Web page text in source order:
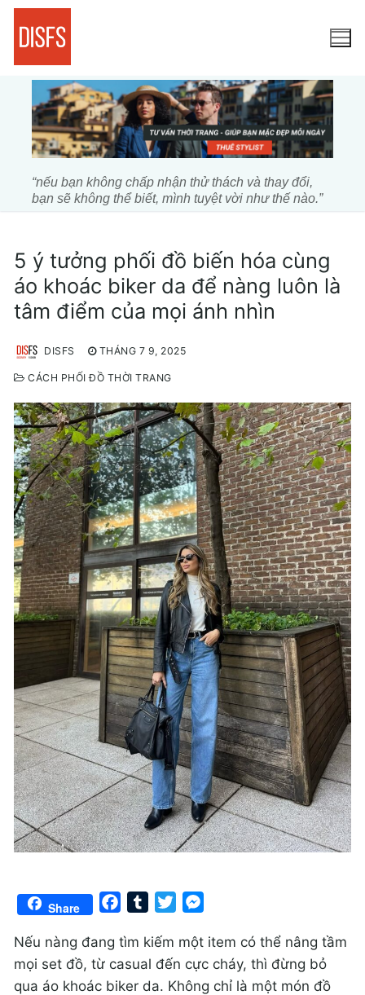
Chuyển
đến
dung
“nếu bạn không chấp nhận thử thách và thay đổi,
bạn sẽ không thể biết, mình tuyệt vời như thế nào.”
5 ý tưởng phối đồ biến hóa cùng
áo khoác biker da để nàng luôn là
tâm điểm của mọi ánh nhìn
DISFS THÁNG 7 9, 2025
CÁCH PHỐI ĐỒ THỜI TRANG
Share FacebookTumblrTwitter
Nếu nàng đang tìm kiếm một item có thể nâng tầm
mọi set đồ, từ casual đến cực cháy, thì đừng bỏ
qua áo khoác biker da. Không chỉ là một món đồ